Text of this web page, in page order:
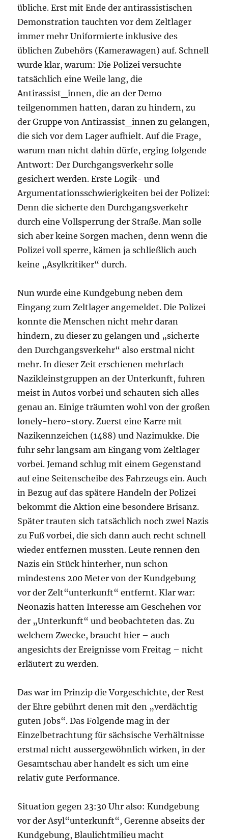
übliche. Erst mit Ende der antirassistischen
Demonstration tauchten vor dem Zeltlager
immer mehr Uniformierte inklusive des
üblichen Zubehörs (Kamerawagen) auf. Schnell
wurde klar, warum: Die Polizei versuchte
tatsächlich eine Weile lang, die
Antirassist_innen, die an der Demo
teilgenommen hatten, daran zu hindern, zu
der Gruppe von Antirassist_innen zu gelangen,
die sich vor dem Lager aufhielt. Auf die Frage,
warum man nicht dahin dürfe, erging folgende
Antwort: Der Durchgangsverkehr solle
gesichert werden. Erste Logik- und
Argumentationsschwierigkeiten bei der Polizei:
Denn die sicherte den Durchgangsverkehr
durch eine Vollsperrung der Straße. Man solle
sich aber keine Sorgen machen, denn wenn die
Polizei voll sperre, kämen ja schließlich auch
keine „Asylkritiker“ durch.
Nun wurde eine Kundgebung neben dem
Eingang zum Zeltlager angemeldet. Die Polizei
konnte die Menschen nicht mehr daran
hindern, zu dieser zu gelangen und „sicherte
den Durchgangsverkehr“ also erstmal nicht
mehr. In dieser Zeit erschienen mehrfach
Nazikleinstgruppen an der Unterkunft, fuhren
meist in Autos vorbei und schauten sich alles
genau an. Einige träumten wohl von der großen
lonely-hero-story. Zuerst eine Karre mit
Nazikennzeichen (1488) und Nazimukke. Die
fuhr sehr langsam am Eingang vom Zeltlager
vorbei. Jemand schlug mit einem Gegenstand
auf eine Seitenscheibe des Fahrzeugs ein. Auch
in Bezug auf das spätere Handeln der Polizei
bekommt die Aktion eine besondere Brisanz.
Später trauten sich tatsächlich noch zwei Nazis
zu Fuß vorbei, die sich dann auch recht schnell
wieder entfernen mussten. Leute rennen den
Nazis ein Stück hinterher, nun schon
mindestens 200 Meter von der Kundgebung
vor der Zelt“unterkunft“ entfernt. Klar war:
Neonazis hatten Interesse am Geschehen vor
der „Unterkunft“ und beobachteten das. Zu
welchem Zwecke, braucht hier – auch
angesichts der Ereignisse vom Freitag – nicht
erläutert zu werden.
Das war im Prinzip die Vorgeschichte, der Rest
der Ehre gebührt denen mit den „verdächtig
guten Jobs“. Das Folgende mag in der
Einzelbetrachtung für sächsische Verhältnisse
erstmal nicht aussergewöhnlich wirken, in der
Gesamtschau aber handelt es sich um eine
relativ gute Performance.
Situation gegen 23:30 Uhr also: Kundgebung
vor der Asyl“unterkunft“, Gerenne abseits der
Kundgebung, Blaulichtmilieu macht